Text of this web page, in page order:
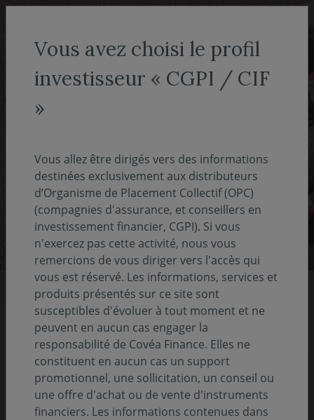
Aller au menu
Aller au contenu
Conseillers en gestion de
patrimoine
Covéa Finance est la société de gestion de
Covéa, groupe réunissant les marques MAAF,
MMA et GMF.
Nos rapports 2025
Pour comprendre notre vision, notre stratégie
et nos actions
Vous avez choisi le profil
investisseur « CGPI / CIF
»
Vous allez être dirigés vers des informations
destinées exclusivement aux distributeurs
d’Organisme de Placement Collectif (OPC)
(compagnies d'assurance, et conseillers en
investissement financier, CGPI). Si vous
n'exercez pas cette activité, nous vous
remercions de vous diriger vers l'accès qui
vous est réservé. Les informations, services et
produits présentés sur ce site sont
susceptibles d'évoluer à tout moment et ne
peuvent en aucun cas engager la
responsabilité de Covéa Finance. Elles ne
constituent en aucun cas un support
promotionnel, une sollicitation, un conseil ou
une offre d'achat ou de vente d'instruments
financiers. Les informations contenues dans